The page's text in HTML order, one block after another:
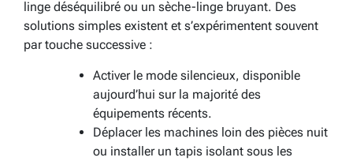
linge déséquilibré ou un sèche-linge bruyant. Des
solutions simples existent et s’expérimentent souvent
par touche successive :
Activer le mode silencieux, disponible
aujourd’hui sur la majorité des
équipements récents.
Déplacer les machines loin des pièces nuit
ou installer un tapis isolant sous les